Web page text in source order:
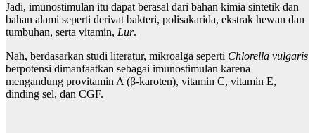
Jadi, imunostimulan itu dapat berasal dari bahan kimia sintetik dan
bahan alami seperti derivat bakteri, polisakarida, ekstrak hewan dan
tumbuhan, serta vitamin, Lur.
Nah, berdasarkan studi literatur, mikroalga seperti Chlorella vulgaris
berpotensi dimanfaatkan sebagai imunostimulan karena
mengandung provitamin A (β-karoten), vitamin C, vitamin E,
dinding sel, dan CGF.